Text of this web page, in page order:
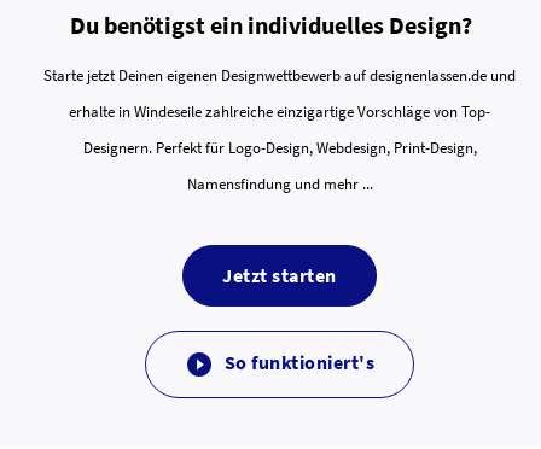
Du benötigst ein individuelles Design?
Starte jetzt Deinen eigenen Designwettbewerb auf designenlassen.de und
erhalte in Windeseile zahlreiche einzigartige Vorschläge von Top-
Designern. Perfekt für Logo-Design, Webdesign, Print-Design,
Namensfindung und mehr ...
Jetzt starten
 So funktioniert's